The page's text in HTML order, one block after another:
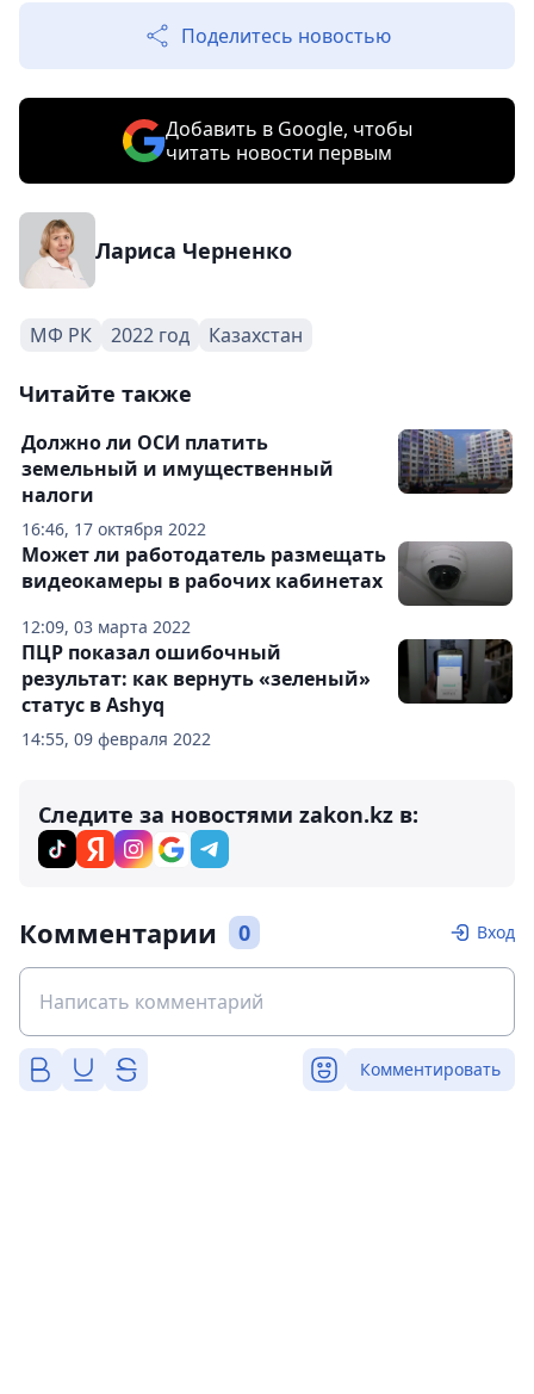
Поделитесь новостью
Добавить в Google, чтобы
читать новости первым
Лариса Черненко
МФ РК 2022 год Казахстан
Читайте также
16:46, 17 октября 2022
Должно ли ОСИ платить
земельный и имущественный
налоги
12:09, 03 марта 2022
Может ли работодатель размещать
видеокамеры в рабочих кабинетах
14:55, 09 февраля 2022
ПЦР показал ошибочный
результат: как вернуть «зеленый»
статус в Ashyq
Следите за новостями zakon.kz в:
Комментарии 0 Вход
Комментировать